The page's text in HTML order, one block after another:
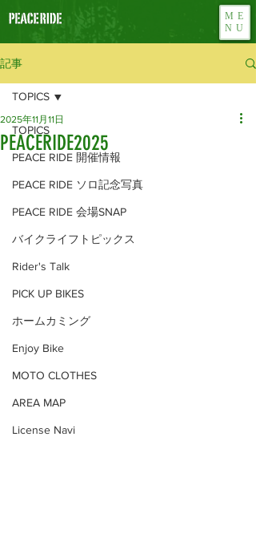
ME
NU
記事
TOPICS
PEACE RIDE 開催情報
PEACE RIDE ソロ記念写真
PEACE RIDE 会場SNAP
バイクライフトピックス
Rider's Talk
PICK UP BIKES
ホームカミング
Enjoy Bike
MOTO CLOTHES
AREA MAP
License Navi
TOPICS
PEACERIDE2025
2025年11月11日